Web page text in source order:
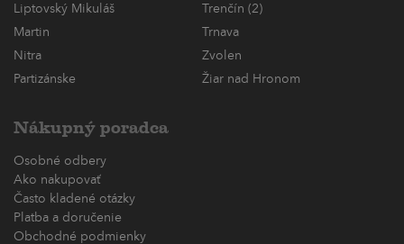
Liptovský Mikuláš
Trenčín (2)
Martin
Trnava
Nitra
Zvolen
Partizánske
Žiar nad Hronom
Nákupný poradca
Osobné odbery
Ako nakupovať
Často kladené otázky
Platba a doručenie
Obchodné podmienky